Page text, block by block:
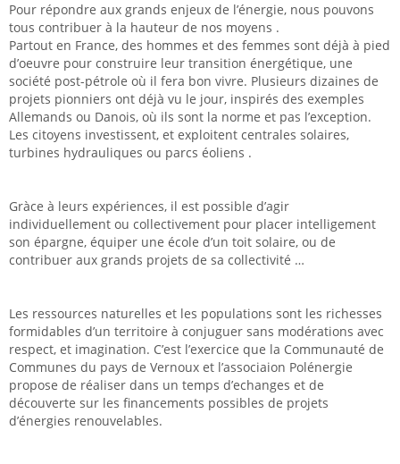
Pour répondre aux grands enjeux de l’énergie, nous pouvons
tous contribuer à la hauteur de nos moyens .
Partout en France, des hommes et des femmes sont déjà à pied
d’oeuvre pour construire leur transition énergétique, une
société post-pétrole où il fera bon vivre. Plusieurs dizaines de
projets pionniers ont déjà vu le jour, inspirés des exemples
Allemands ou Danois, où ils sont la norme et pas l’exception.
Les citoyens investissent, et exploitent centrales solaires,
turbines hydrauliques ou parcs éoliens .
Gràce à leurs expériences, il est possible d’agir
individuellement ou collectivement pour placer intelligement
son épargne, équiper une école d’un toit solaire, ou de
contribuer aux grands projets de sa collectivité …
Les ressources naturelles et les populations sont les richesses
formidables d’un territoire à conjuguer sans modérations avec
respect, et imagination. C’est l’exercice que la Communauté de
Communes du pays de Vernoux et l’associaion Polénergie
propose de réaliser dans un temps d’echanges et de
découverte sur les financements possibles de projets
d’énergies renouvelables.